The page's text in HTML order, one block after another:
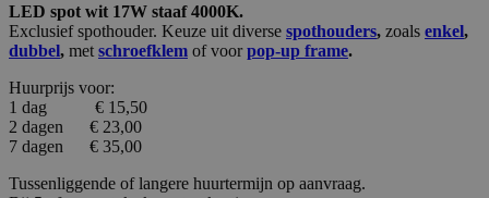
LED spot wit 17W staaf 4000K.
Exclusief spothouder. Keuze uit diverse spothouders, zoals enkel,
dubbel, met schroefklem of voor pop-up frame.
Huurprijs voor:
1 dag € 15,50
2 dagen € 23,00
7 dagen € 35,00
Tussenliggende of langere huurtermijn op aanvraag.